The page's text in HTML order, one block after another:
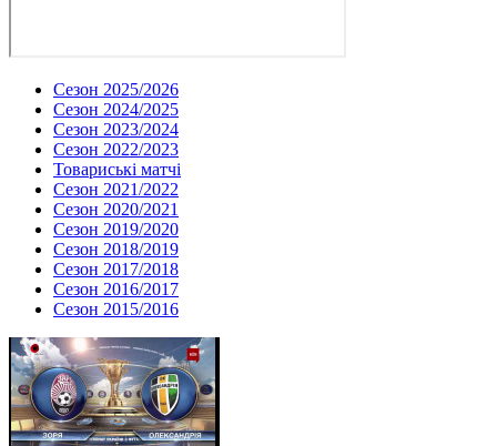
Сезон 2025/2026
Сезон 2024/2025
Сезон 2023/2024
Сезон 2022/2023
Товариські матчі
Сезон 2021/2022
Сезон 2020/2021
Сезон 2019/2020
Сезон 2018/2019
Сезон 2017/2018
Сезон 2016/2017
Сезон 2015/2016